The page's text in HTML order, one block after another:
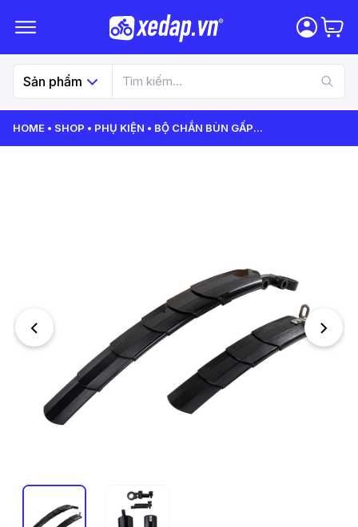
Sản phẩm
HOME SHOP PHỤ KIỆN BỘ CHẮN BÙN GẤP...